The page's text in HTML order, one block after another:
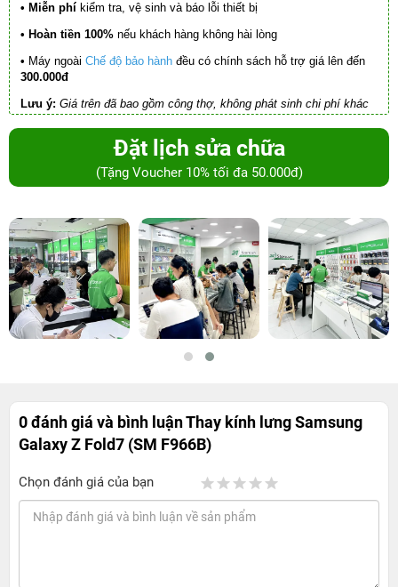
• Miễn phí kiểm tra, vệ sinh và báo lỗi thiết bị
• Hoàn tiền 100% nếu khách hàng không hài lòng
• Máy ngoài Chế độ bảo hành đều có chính sách hỗ trợ giá lên đến
300.000đ
Lưu ý: Giá trên đã bao gồm công thợ, không phát sinh chi phí khác
Đặt lịch sửa chữa
(Tặng Voucher 10% tối đa 50.000đ)
0 đánh giá và bình luậnThay kính lưng Samsung
Galaxy Z Fold7 (SM F966B)
Chọn đánh giá của bạn